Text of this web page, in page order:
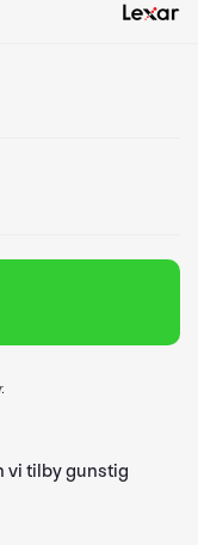
vi tilby gunstig